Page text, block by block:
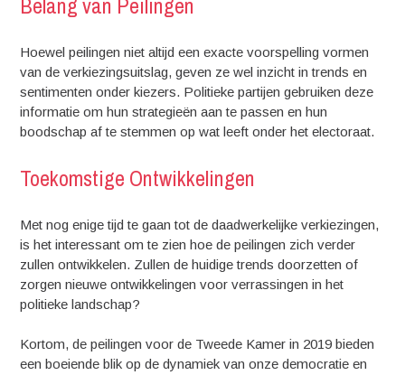
Belang van Peilingen
Hoewel peilingen niet altijd een exacte voorspelling vormen
van de verkiezingsuitslag, geven ze wel inzicht in trends en
sentimenten onder kiezers. Politieke partijen gebruiken deze
informatie om hun strategieën aan te passen en hun
boodschap af te stemmen op wat leeft onder het electoraat.
Toekomstige Ontwikkelingen
Met nog enige tijd te gaan tot de daadwerkelijke verkiezingen,
is het interessant om te zien hoe de peilingen zich verder
zullen ontwikkelen. Zullen de huidige trends doorzetten of
zorgen nieuwe ontwikkelingen voor verrassingen in het
politieke landschap?
Kortom, de peilingen voor de Tweede Kamer in 2019 bieden
een boeiende blik op de dynamiek van onze democratie en